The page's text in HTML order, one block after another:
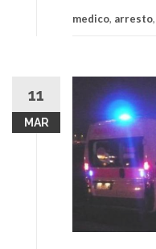
medico, arresto,
11
MAR